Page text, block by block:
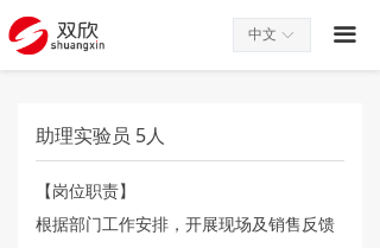
끀
ꀅ
中文
助理实验员 5人
【岗位职责】
根据部门工作安排，开展现场及销售反馈